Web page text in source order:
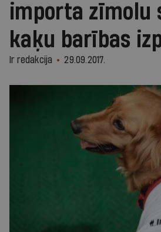
importa zīmolu
kaķu barības
Ir redakcija 29.09.2017.